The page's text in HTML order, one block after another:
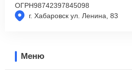
г. Хабаровск ул. Ленина, 83
ОГРН98742397845098
Меню